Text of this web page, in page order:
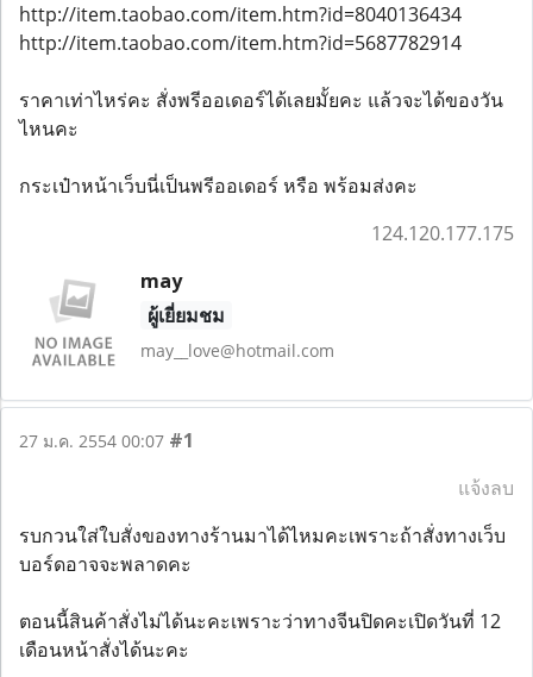
http://item.taobao.com/item.htm?id=8040136434
http://item.taobao.com/item.htm?id=5687782914
ราคาเท่าไหร่คะ สั่งพรีออเดอร์ได้เลยมั้ยคะ แล้วจะได้ของวัน
ไหนคะ
กระเป๋าหน้าเว็บนี่เป็นพรีออเดอร์ หรือ พร้อมส่งคะ
124.120.177.175
may
ผู้เยี่ยมชม
may__love@hotmail.com
27 ม.ค. 2554 00:07 #1
แจ้งลบ
รบกวนใส่ใบสั่งของทางร้านมาได้ไหมคะเพราะถ้าสั่งทางเว็บ
บอร์ดอาจจะพลาดคะ
ตอนนี้สินค้าสั่งไม่ได้นะคะเพราะว่าทางจีนปิดคะเปิดวันที่ 12
เดือนหน้าสั่งได้นะคะ